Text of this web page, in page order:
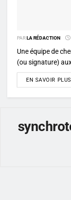
PARLA RÉDACTION
Une équipe de
(ou signature)
EN SAVOIR PLUS